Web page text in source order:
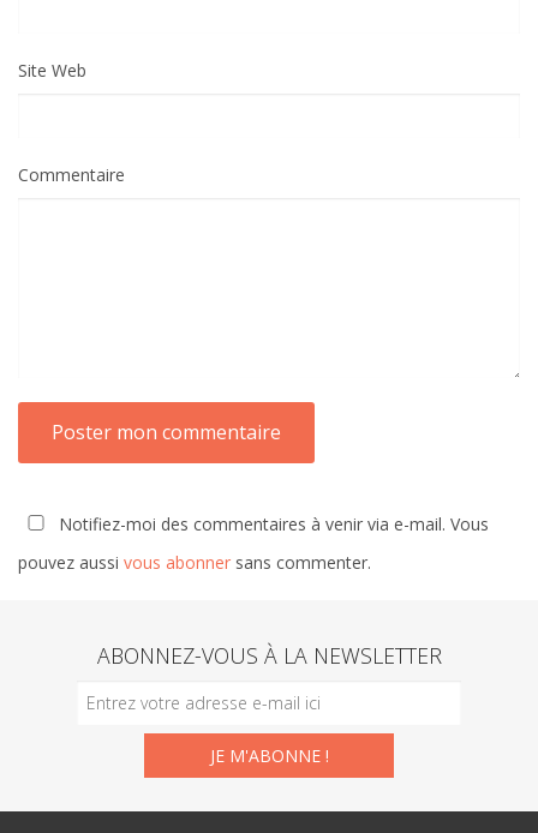
Site Web
Commentaire
Notifiez-moi des commentaires à venir via e-mail. Vous
pouvez aussi vous abonner sans commenter.
ABONNEZ-VOUS À LA NEWSLETTER